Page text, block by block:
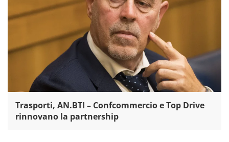
Trasporti, AN.BTI – Confcommercio e Top Drive
rinnovano la partnership